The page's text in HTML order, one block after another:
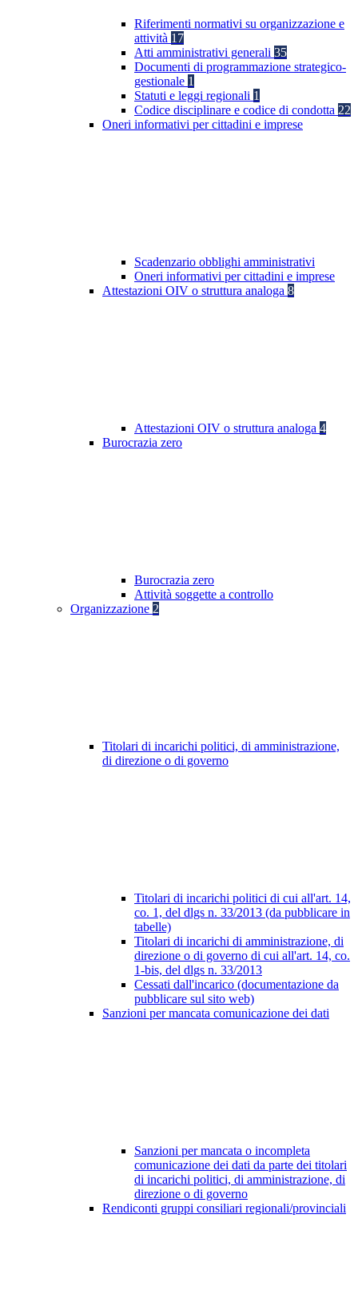
Riferimenti normativi su organizzazione e
attività 17
Atti amministrativi generali 35
Documenti di programmazione strategico-
gestionale 1
Statuti e leggi regionali 1
Codice disciplinare e codice di condotta 22
Oneri informativi per cittadini e imprese
Scadenzario obblighi amministrativi
Oneri informativi per cittadini e imprese
Attestazioni OIV o struttura analoga 8
Attestazioni OIV o struttura analoga 4
Burocrazia zero
Burocrazia zero
Attività soggette a controllo
Organizzazione 2
Titolari di incarichi politici, di amministrazione,
di direzione o di governo
Titolari di incarichi politici di cui all'art. 14,
co. 1, del dlgs n. 33/2013 (da pubblicare in
tabelle)
Titolari di incarichi di amministrazione, di
direzione o di governo di cui all'art. 14, co.
1-bis, del dlgs n. 33/2013
Cessati dall'incarico (documentazione da
pubblicare sul sito web)
Sanzioni per mancata comunicazione dei dati
Sanzioni per mancata o incompleta
comunicazione dei dati da parte dei titolari
di incarichi politici, di amministrazione, di
direzione o di governo
Rendiconti gruppi consiliari regionali/provinciali